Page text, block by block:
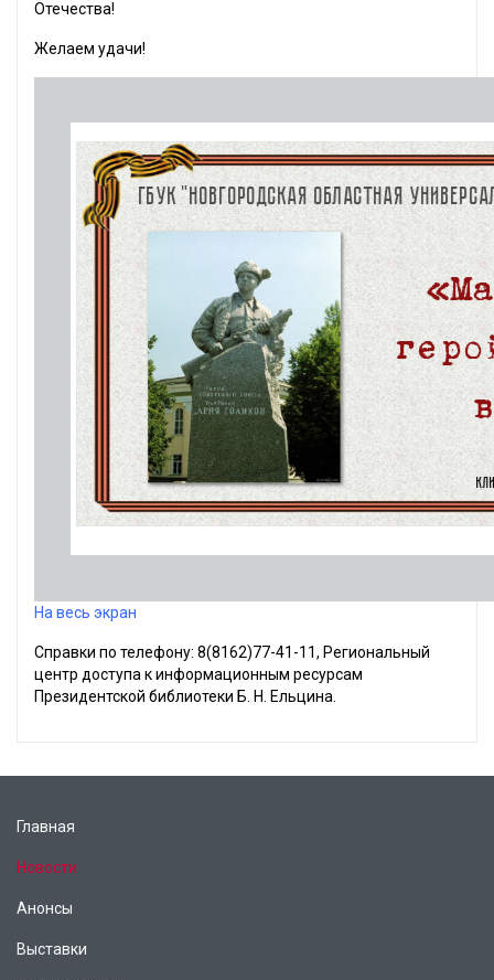
Отечества!
Желаем удачи!
На весь экран
Справки по телефону: 8(8162)77-41-11, Региональный
центр доступа к информационным ресурсам
Президентской библиотеки Б. Н. Ельцина.
Главная
Новости
Анонсы
Выставки